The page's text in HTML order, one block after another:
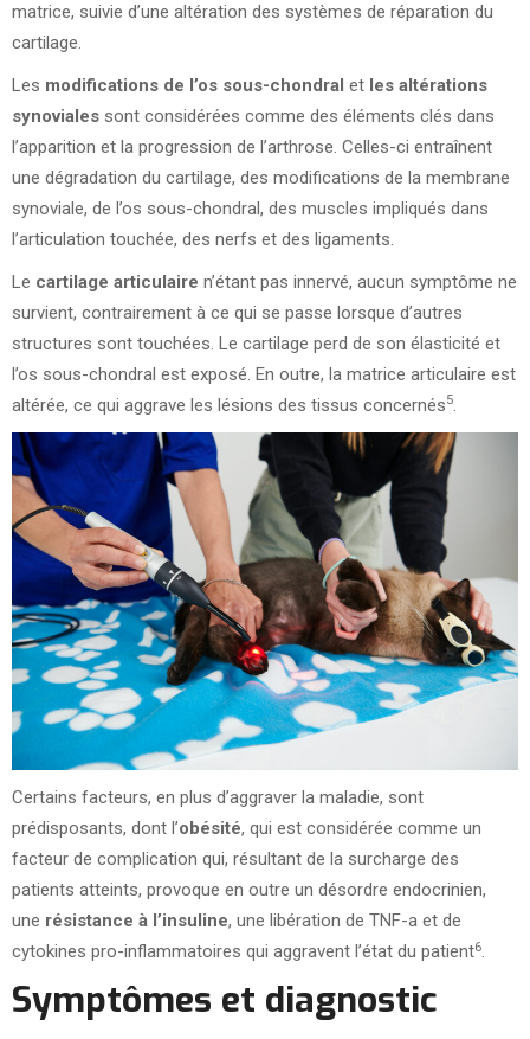
matrice, suivie d’une altération des systèmes de réparation du
cartilage.
Les modifications de l’os sous-chondral et les altérations
synoviales sont considérées comme des éléments clés dans
l’apparition et la progression de l’arthrose. Celles-ci entraînent
une dégradation du cartilage, des modifications de la membrane
synoviale, de l’os sous-chondral, des muscles impliqués dans
l’articulation touchée, des nerfs et des ligaments.
Le cartilage articulaire n’étant pas innervé, aucun symptôme ne
survient, contrairement à ce qui se passe lorsque d’autres
structures sont touchées. Le cartilage perd de son élasticité et
l’os sous-chondral est exposé. En outre, la matrice articulaire est
altérée, ce qui aggrave les lésions des tissus concernés5.
Certains facteurs, en plus d’aggraver la maladie, sont
prédisposants, dont l’obésité, qui est considérée comme un
facteur de complication qui, résultant de la surcharge des
patients atteints, provoque en outre un désordre endocrinien,
une résistance à l’insuline, une libération de TNF-a et de
cytokines pro-inflammatoires qui aggravent l’état du patient6.
Symptômes et diagnostic